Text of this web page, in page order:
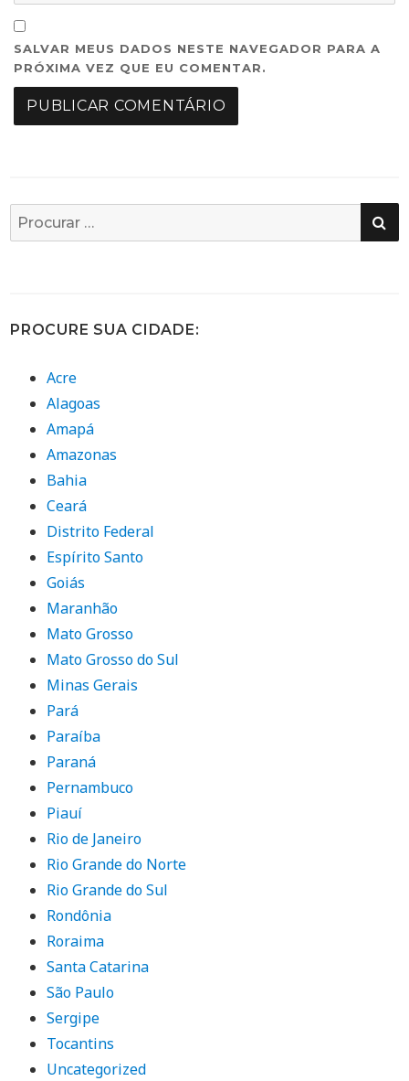
SALVAR MEUS DADOS NESTE NAVEGADOR PARA A
PRÓXIMA VEZ QUE EU COMENTAR.
Busca
por:
PROCURE SUA CIDADE:
Acre
Alagoas
Amapá
Amazonas
Bahia
Ceará
Distrito Federal
Espírito Santo
Goiás
Maranhão
Mato Grosso
Mato Grosso do Sul
Minas Gerais
Pará
Paraíba
Paraná
Pernambuco
Piauí
Rio de Janeiro
Rio Grande do Norte
Rio Grande do Sul
Rondônia
Roraima
Santa Catarina
São Paulo
Sergipe
Tocantins
Uncategorized